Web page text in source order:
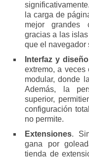
significativamente.
la carga de
mejor grandes
gracias a las
que el navegador
Interfaz y diseño
extremo, a veces
modular, donde
Además, la
superior,
configuración
no permite.
Extensiones.
gana por
tienda de